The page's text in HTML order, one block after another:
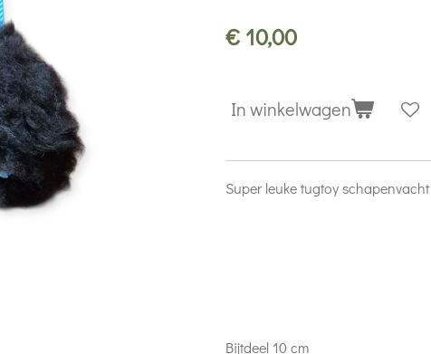
€ 10,00
In winkelwagen
Super leuke tugtoy schapenvacht
Bijtdeel 10 cm